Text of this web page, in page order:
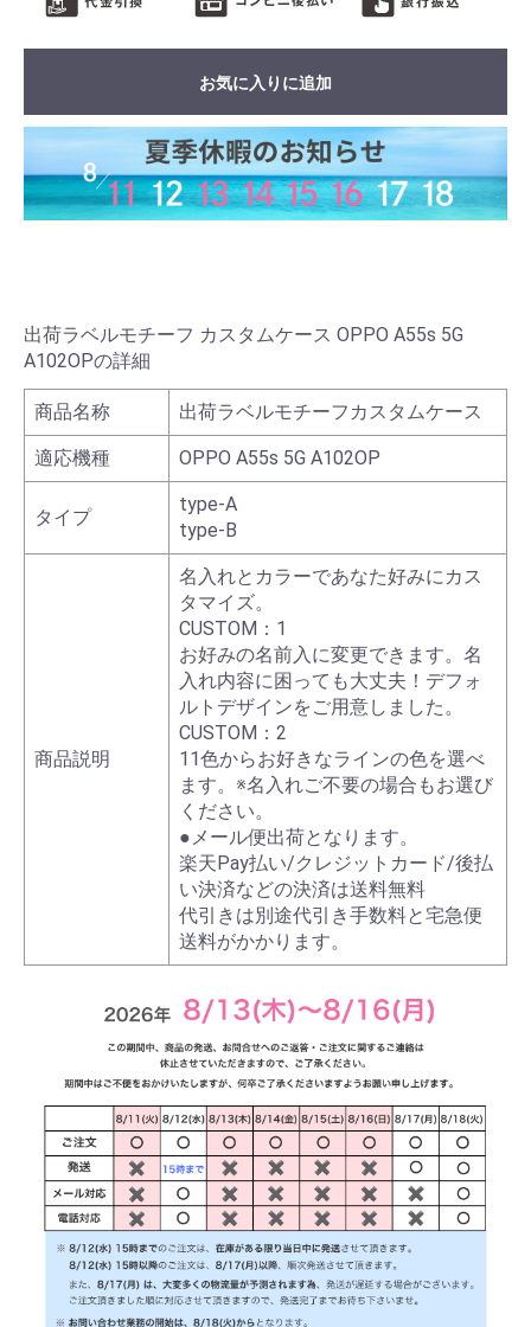
お気に入りに追加
出荷ラベルモチーフ カスタムケース OPPO A55s 5G
A102OPの詳細
商品名称 出荷ラベルモチーフカスタムケース
適応機種 OPPO A55s 5G A102OP
タイプ
type-A
type-B
商品説明
名入れとカラーであなた好みにカス
タマイズ。
CUSTOM：1
お好みの名前入に変更できます。名
入れ内容に困っても大丈夫！デフォ
ルトデザインをご用意しました。
CUSTOM：2
11色からお好きなラインの色を選べ
ます。※名入れご不要の場合もお選び
ください。
●メール便出荷となります。
楽天Pay払い/クレジットカード/後払
い決済などの決済は送料無料
代引きは別途代引き手数料と宅急便
送料がかかります。